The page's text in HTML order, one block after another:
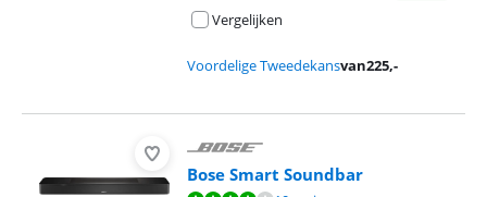
Vergelijken
Voordelige Tweedekansvan225,-
Bose Smart Soundbar